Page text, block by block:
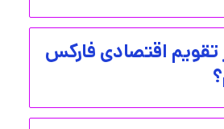
تقویم اقتصادی فارکس